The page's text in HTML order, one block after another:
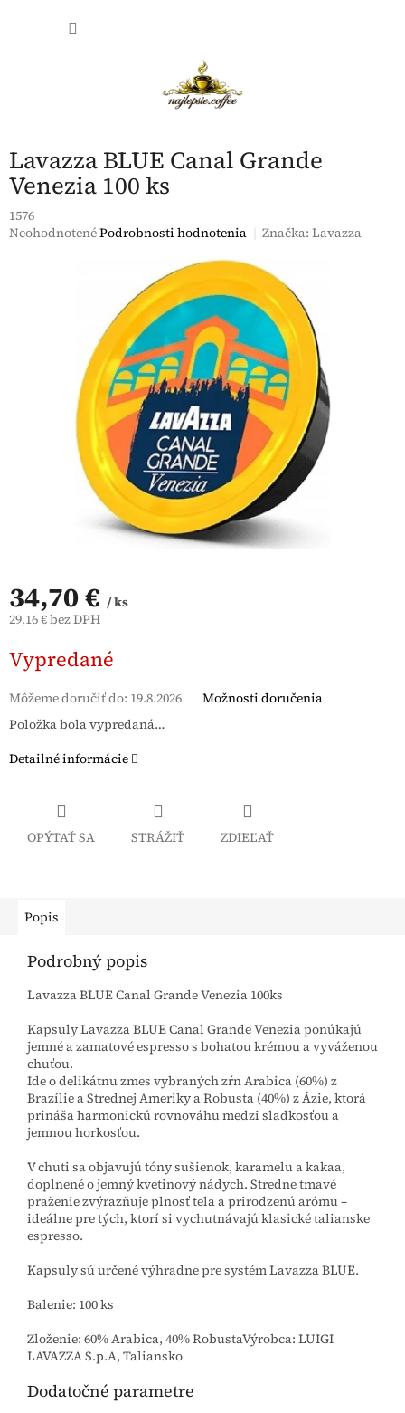
Lavazza BLUE Canal Grande
Venezia 100 ks
1576
Priemerné
NeohodnotenéPodrobnosti hodnotenia Značka:Lavazza
34,70 € / ks
29,16 € bez DPH
cena:
Vypredané
Môžeme doručiť do: 19.8.2026
Možnosti doručenia
Položka bola vypredaná…
Detailné informácie
OPÝTAŤ SA STRÁŽIŤ ZDIEĽAŤ
Popis
Podrobný popis
Lavazza BLUE Canal Grande Venezia 100ks
Kapsuly Lavazza BLUE Canal Grande Venezia ponúkajú
jemné a zamatové espresso s bohatou krémou a vyváženou
chuťou.
Ide o delikátnu zmes vybraných zŕn Arabica (60%) z
Brazílie a Strednej Ameriky a Robusta (40%) z Ázie, ktorá
prináša harmonickú rovnováhu medzi sladkosťou a
jemnou horkosťou.
V chuti sa objavujú tóny sušienok, karamelu a kakaa,
doplnené o jemný kvetinový nádych. Stredne tmavé
praženie zvýrazňuje plnosť tela a prirodzenú arómu –
ideálne pre tých, ktorí si vychutnávajú klasické talianske
espresso.
Kapsuly sú určené výhradne pre systém Lavazza BLUE.
Balenie: 100 ks
Zloženie: 60% Arabica, 40% RobustaVýrobca: LUIGI
LAVAZZA S.p.A, Taliansko
Dodatočné parametre